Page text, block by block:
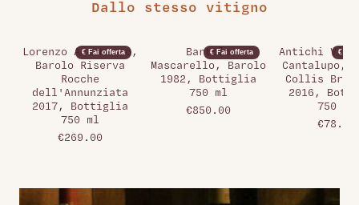
Dallo stesso vitigno
€ Fai offerta
Lorenzo Accomasso,
Barolo Riserva
Rocche
dell'Annunziata
2017, Bottiglia
750 ml
€269.00
€ Fai offerta
Bartolo
Mascarello, Barolo
1982, Bottiglia
750 ml
€850.00
€ Fai
Antichi
Cantalupo,
Collis
2016,
750 ml
€78.00